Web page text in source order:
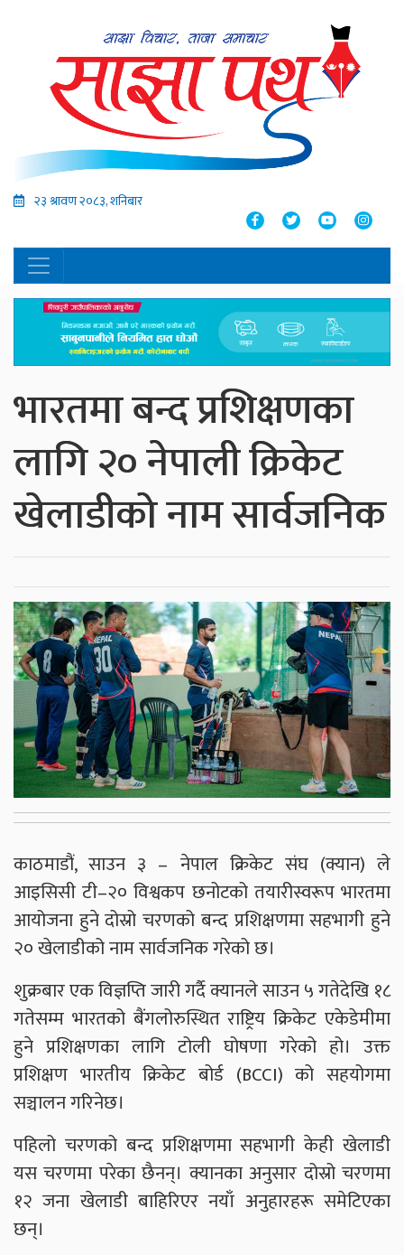
२३ श्रावण २०८३, शनिबार
भारतमा बन्द प्रशिक्षणका
लागि २० नेपाली क्रिकेट
खेलाडीको नाम सार्वजनिक
काठमाडौं, साउन ३ – नेपाल क्रिकेट संघ (क्यान) ले
आइसिसी टी–२० विश्वकप छनोटको तयारीस्वरूप भारतमा
आयोजना हुने दोस्रो चरणको बन्द प्रशिक्षणमा सहभागी हुने
२० खेलाडीको नाम सार्वजनिक गरेको छ।
शुक्रबार एक विज्ञप्ति जारी गर्दै क्यानले साउन ५ गतेदेखि १८
गतेसम्म भारतको बैंगलोरुस्थित राष्ट्रिय क्रिकेट एकेडेमीमा
हुने प्रशिक्षणका लागि टोली घोषणा गरेको हो। उक्त
प्रशिक्षण भारतीय क्रिकेट बोर्ड (BCCI) को सहयोगमा
सञ्चालन गरिनेछ।
पहिलो चरणको बन्द प्रशिक्षणमा सहभागी केही खेलाडी
यस चरणमा परेका छैनन्। क्यानका अनुसार दोस्रो चरणमा
१२ जना खेलाडी बाहिरिएर नयाँ अनुहारहरू समेटिएका
छन्।